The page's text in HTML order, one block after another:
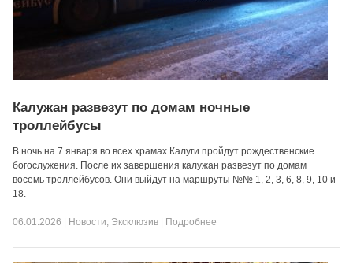
Калужан развезут по домам ночные
троллейбусы
В ночь на 7 января во всех храмах Калуги пройдут рождественские
богослужения. После их завершения калужан развезут по домам
восемь троллейбусов. Они выйдут на маршруты №№ 1, 2, 3, 6, 8, 9, 10 и
18.
06.01.2026 Новости, Эксклюзив Подробнее